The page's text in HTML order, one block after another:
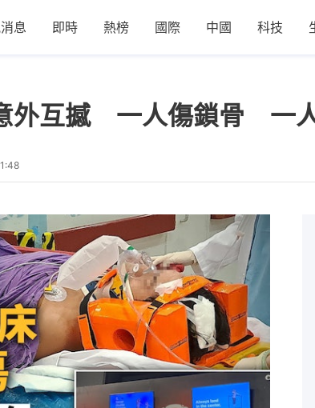
息 即時 熱榜 國際 中國 科技
外互撼 一人傷鎖骨 一